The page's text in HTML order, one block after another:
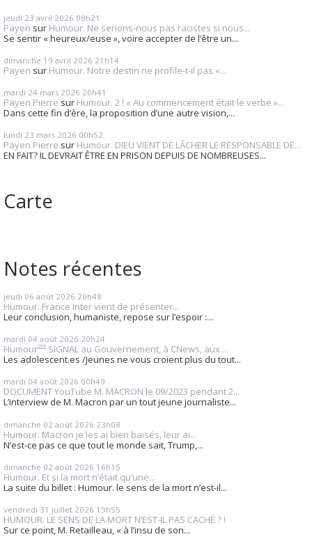
jeudi 23 avril 2026 08h21
Payen sur Humour. Ne serions-nous pas racistes si nous...
Se sentir « heureux/euse », voire accepter de l’être un...
dimanche 19 avril 2026 21h14
Payen sur Humour. Notre destin ne profile-t-il pas «...
mardi 24 mars 2026 20h41
Payen Pierre sur Humour. 2 ! « Au commencement était le verbe »...
Dans cette fin d’ère, la proposition d’une autre vision,...
lundi 23 mars 2026 00h52
Payen Pierre sur Humour. DIEU VIENT DE LÂCHER LE RESPONSABLE DE...
EN FAIT? IL DEVRAIT ÊTRE EN PRISON DEPUIS DE NOMBREUSES...
Carte
Notes récentes
jeudi 06 août 2026 20h48
Humour. France Inter vient de présenter...
Leur conclusion, humaniste, repose sur l’espoir :...
mardi 04 août 2026 20h24
Humour²²² SIGNAL au Gouvernement, à CNews, aux...
Les adolescent.es /Jeunes ne vous croient plus du tout...
mardi 04 août 2026 00h49
DOCUMENT YouTube M. MACRON le 09/2023 pendant 2...
L’interview de M. Macron par un tout jeune journaliste...
dimanche 02 août 2026 23h08
Humour. Macron je les ai bien baisés, leur ai...
N’est-ce pas ce que tout le monde sait, Trump,...
dimanche 02 août 2026 16h15
Humour. Et si la mort n’était qu’une...
La suite du billet : Humour. le sens de la mort n’est-il...
vendredi 31 juillet 2026 19h55
HUMOUR. LE SENS DE LA MORT N’EST-IL PAS CACHÉ ? !
Sur ce point, M. Retailleau, « à l’insu de son...